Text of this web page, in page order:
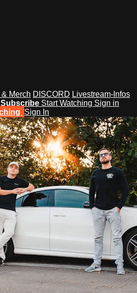
Merch DISCORD Livestream-Infos
Subscribe Start Watching Sign in
Sign In